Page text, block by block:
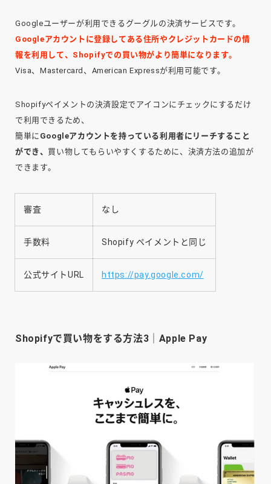
Googleユーザーが利用できるグーグルの決済サービスです。
Googleアカウントに登録してある住所やクレジットカードの情
報を利用して、Shopifyでの買い物がより簡単になります。
Visa、Mastercard、American Expressが利用可能です。
Shopifyペイメントの決済設定でアイコンにチェックにするだけ
で利用できるため、
簡単に Googleアカウントを持っている利用者にリーチすること
ができ、 買い物してもらいやすくするために、決済方法の追加が
できます。
審査 なし
手数料 Shopify ペイメントと同じ
公式サイトURL https://pay.google.com/
Shopifyで買い物をする方法3｜Apple Pay